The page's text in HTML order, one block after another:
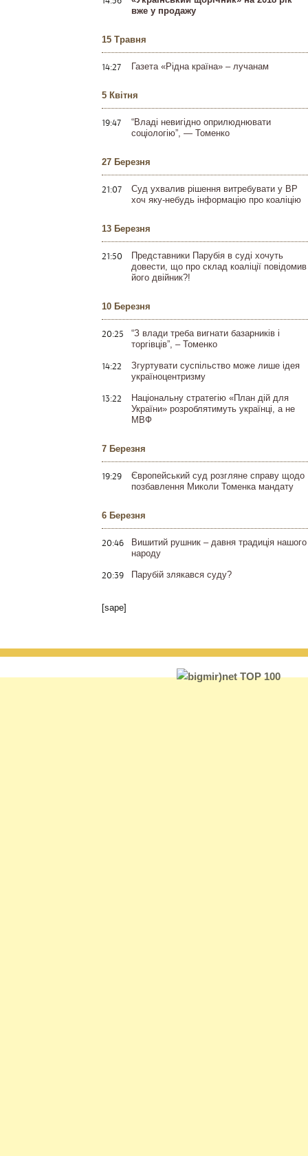
вже у продажу
15 Травня
14:27 Газета «Рідна країна» – лучанам
5 Квітня
19:47
“Владі невигідно оприлюднювати
соціологію”, — Томенко
27 Березня
21:07
Суд ухвалив рішення витребувати у ВР
хоч яку-небудь інформацію про коаліцію
13 Березня
21:50
Представники Парубія в суді хочуть
довести, що про склад коаліції повідомив
його двійник?!
10 Березня
20:25
“З влади треба вигнати базарників і
торгівців”, – Томенко
14:22
Згуртувати суспільство може лише ідея
україноцентризму
13:22
Національну стратегію «План дій для
України» розроблятимуть українці, а не
МВФ
7 Березня
19:29
Європейський суд розгляне справу щодо
позбавлення Миколи Томенка мандату
6 Березня
20:46
Вишитий рушник – давня традиція нашого
народу
20:39 Парубій злякався суду?
[sape]